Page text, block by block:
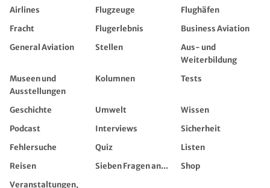
Airlines Flugzeuge
Flughäfen
Fracht
Flugerlebnis
Business Aviation
General Aviation
Stellen
Aus- und
Weiterbildung
Museen und
Ausstellungen
Kolumnen Tests
Geschichte Umwelt
Wissen
Podcast
Interviews
Sicherheit
Fehlersuche
Quiz
Listen
Reisen
Sieben Fragen an...
Shop
Veranstaltungen,